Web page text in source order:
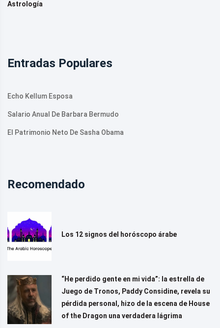
Astrología
Entradas Populares
Echo Kellum Esposa
Salario Anual De Barbara Bermudo
El Patrimonio Neto De Sasha Obama
Recomendado
Los 12 signos del horóscopo árabe
“He perdido gente en mi vida”: la estrella de
Juego de Tronos, Paddy Considine, revela su
pérdida personal, hizo de la escena de House
of the Dragon una verdadera lágrima